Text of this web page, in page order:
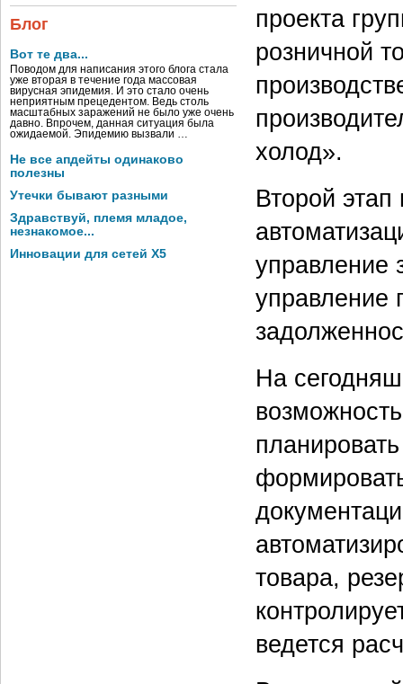
Блог
Вот те два...
Поводом для написания этого блога стала
уже вторая в течение года массовая
вирусная эпидемия. И это стало очень
неприятным прецедентом. Ведь столь
масштабных заражений не было уже очень
давно. Впрочем, данная ситуация была
ожидаемой. Эпидемию вызвали …
Не все апдейты одинаково
полезны
Утечки бывают разными
Здравствуй, племя младое,
незнакомое...
Инновации для сетей X5
проекта
розничной
холод».
Второй
управление
управление
На
товара,
ведется